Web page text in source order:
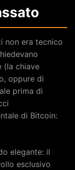
non era tecnico
(la chiave
oppure di
prima di
di Bitcoin:
elegante: il
esclusivo